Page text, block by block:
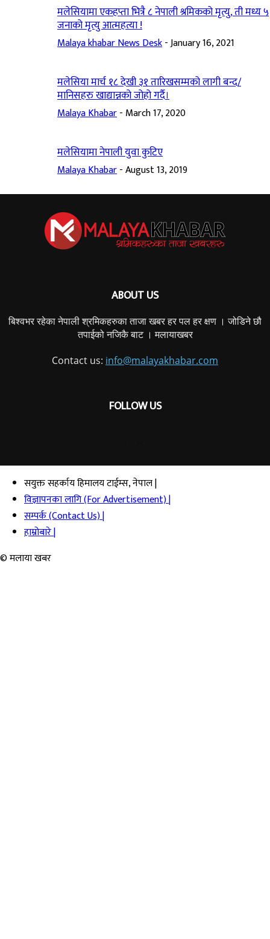
मलेसियामा एकहप्ता भित्रै ८ नेपाली श्रमिकको मृत्यु, ती मध्य ५
जनाको मृत्यु आत्महत्या !
Malaya khabar News Desk-January 16, 2021
मलेसिया मार्च १८ देखी ३१ तारिखसम्मको लागी बन्द/
मानिसहरु खाद्यान्नको जोहो गर्दै।
Malaya Khabar- March 17, 2020
मलेसियामा नेपाली युवा कुटिए
Malaya Khabar-August 13, 2019
ABOUT US
बिश्वभर रहेका नेपाली श्रमिकहरुका ताजा खबर हर पल हर क्षण । जोडिने छौ
तपाईको नजिकै बाट । मलायाखबर
Contact us: info@malayakhabar.com
FOLLOW US
सयुक्त सहर्काय हिमालय टाईम्स, नेपाल |
विज्ञापनका लागि (For Advertisement) |
सम्पर्क (Contact Us) |
हाम्रोबारे |
© मलाया खबर